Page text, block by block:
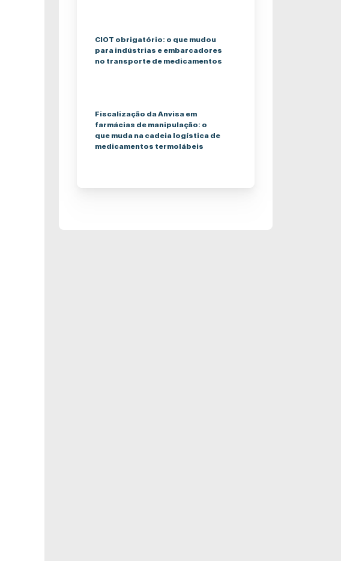
CIOT obrigatório: o que mudou
para indústrias e embarcadores
no transporte de medicamentos
Fiscalização da Anvisa em
farmácias de manipulação: o
que muda na cadeia logística de
medicamentos termolábeis